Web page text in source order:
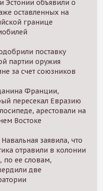
Эстонии объявили о
оставленных на
границе
поставку
партии оружия
за счет союзников
Франции,
пересекал Евразию
арестовали на
Востоке
заявила, что
отравили в колонии
по ее словам,
две